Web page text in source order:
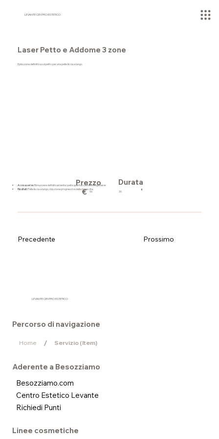
LEVANTE CENTRO ESTETICO
Laser Petto e Addome 3 zone
Epilazione definitiva sul petto per una pelle liscia a lungo.
A cosa serve:Rimuovere definitivamente i peli superflui con tecnologia laser.
Risultati:Pelle liscia a lungo, riduzione progressiva della ricrescita.
Prossimo
Precedente
Prezzo
€
96
Durata
30 '
LEVANTE CENTRO ESTETICO
Percorso di navigazione
Home / Servizio (Item)
Aderente a Besozziamo
Besozziamo.com
Centro Estetico Levante
Richiedi Punti
Linee cosmetiche